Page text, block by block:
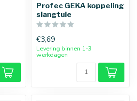
Profec GEKA koppeling
slangtule
€3,69
Levering binnen 1-3
werkdagen